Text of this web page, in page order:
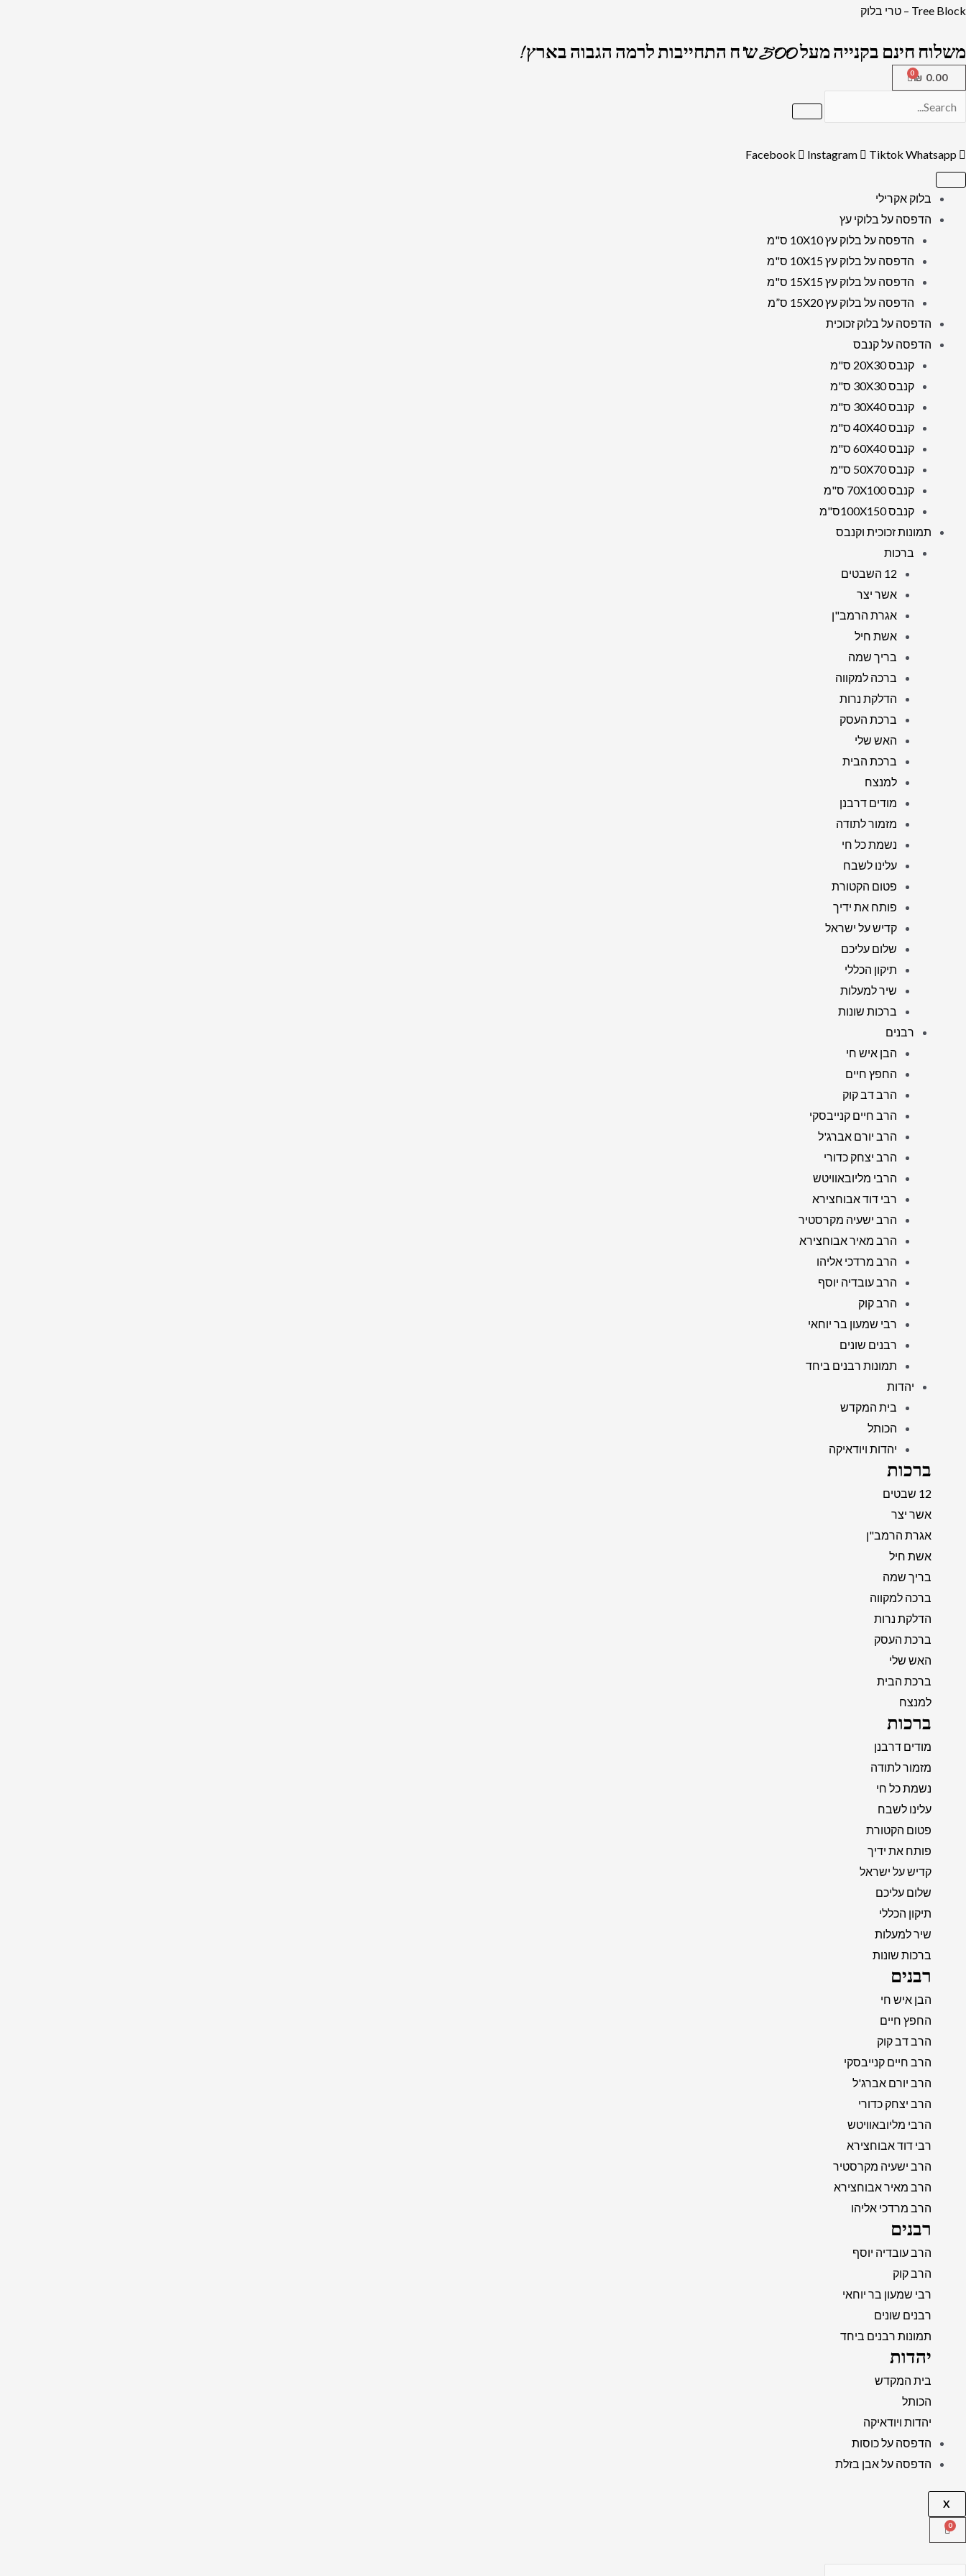
דילוג
Tree Block – טרי בלוק
משלוח חינם בקנייה מעל 500 ש"ח התחייבות לרמה הגבוה בארץ !
0.00
₪
Facebook Instagram Tiktok Whatsapp
בלוק אקרילי
הדפסה על בלוקי עץ
הדפסה על בלוק עץ 10X10 ס"מ
הדפסה על בלוק עץ 10X15 ס"מ
הדפסה על בלוק עץ 15X15 ס"מ
הדפסה על בלוק עץ 15X20 ס”מ
הדפסה על בלוק זכוכית
הדפסה על קנבס
קנבס 20X30 ס"מ
קנבס 30X30 ס"מ
קנבס 30X40 ס"מ
קנבס 40X40 ס"מ
קנבס 60X40 ס"מ
קנבס 50X70 ס"מ
קנבס 70X100 ס"מ
קנבס 100X150ס"מ
תמונות זכוכית וקנבס
ברכות
12 השבטים
אשר יצר
אגרת הרמב"ן
אשת חיל
בריך שמה
ברכה למקווה
הדלקת נרות
ברכת העסק
האש שלי
ברכת הבית
למנצח
מודים דרבנן
מזמור לתודה
נשמת כל חי
עלינו לשבח
פטום הקטורת
פותח את ידיך
קדיש על ישראל
שלום עליכם
תיקון הכללי
שיר למעלות
ברכות שונות
רבנים
הבן איש חי
החפץ חיים
הרב דב קוק
הרב חיים קנייבסקי
הרב יורם אברג'ל
הרב יצחק כדורי
הרבי מליובאוויטש
רבי דוד אבוחצירא
הרב ישעיה מקרסטיר
הרב מאיר אבוחצירא
הרב מרדכי אליהו
הרב עובדיה יוסף
הרב קוק
רבי שמעון בר יוחאי
רבנים שונים
תמונות רבנים ביחד
יהדות
בית המקדש
הכותל
יהדות ויודאיקה
ברכות
12 שבטים
אשר יצר
אגרת הרמב"ן
אשת חיל
בריך שמה
ברכה למקווה
הדלקת נרות
ברכת העסק
האש שלי
ברכת הבית
למנצח
ברכות
מודים דרבנן
מזמור לתודה
נשמת כל חי
עלינו לשבח
פטום הקטורת
פותח את ידיך
קדיש על ישראל
שלום עליכם
תיקון הכללי
שיר למעלות
ברכות שונות
רבנים
הבן איש חי
החפץ חיים
הרב דב קוק
הרב חיים קנייבסקי
הרב יורם אברג'ל
הרב יצחק כדורי
הרבי מליובאוויטש
רבי דוד אבוחצירא
הרב ישעיה מקרסטיר
הרב מאיר אבוחצירא
הרב מרדכי אליהו
רבנים
הרב עובדיה יוסף
הרב קוק
רבי שמעון בר יוחאי
רבנים שונים
תמונות רבנים ביחד
יהדות
בית המקדש
הכותל
יהדות ויודאיקה
הדפסה על כוסות
הדפסה על אבן בזלת
X
כמות
3066
-
ציור
המערבי
להדפסה
על
קנבס
או
זכוכית
מחוסמת